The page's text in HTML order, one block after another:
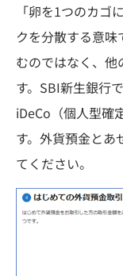
「卵を1つのカゴ
クを分散する意
むのではなく、
す。SBI新生銀行
iDeCo（個人型確
す。外貨預金とあ
てください。